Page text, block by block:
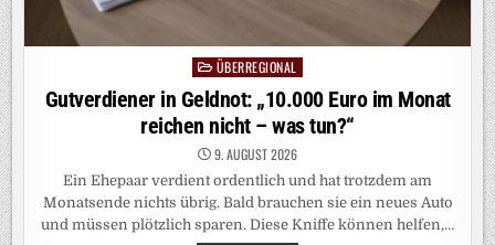
Posted
in
ÜBERREGIONAL
Gutverdiener in Geldnot: „10.000 Euro im Monat
reichen nicht – was tun?“
9. AUGUST 2026
Ein Ehepaar verdient ordentlich und hat trotzdem am
Monatsende nichts übrig. Bald brauchen sie ein neues Auto
und müssen plötzlich sparen. Diese Kniffe können helfen,…